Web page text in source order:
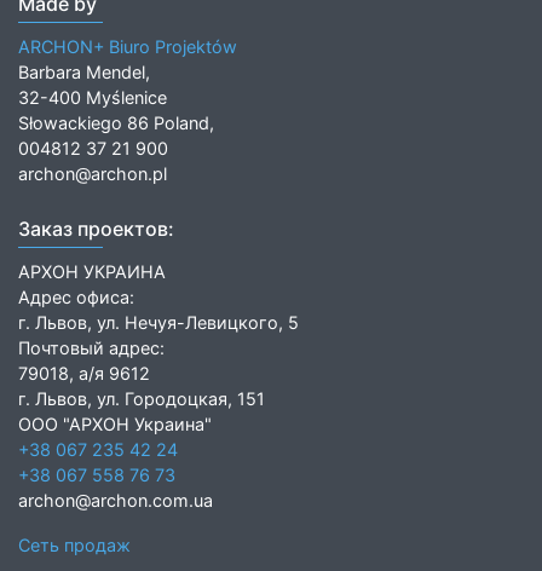
ARCHON+ Biuro Projektów
Barbara Mendel,
32-400 Myślenice
Słowackiego 86 Poland,
004812 37 21 900
archon@archon.pl
Заказ проектов:
АРХОН УКРАИНА
Адрес офиса:
г. Львов, ул. Нечуя-Левицкого, 5
Почтовый адрес:
79018, а/я 9612
г. Львов, ул. Городоцкая, 151
ООО "АРХОН Украина"
+38 067 235 42 24
+38 067 558 76 73
archon@archon.com.ua
Сеть продаж